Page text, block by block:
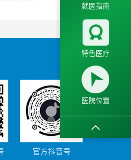
官方抖音号
就医指南

特色医疗

医院位置
